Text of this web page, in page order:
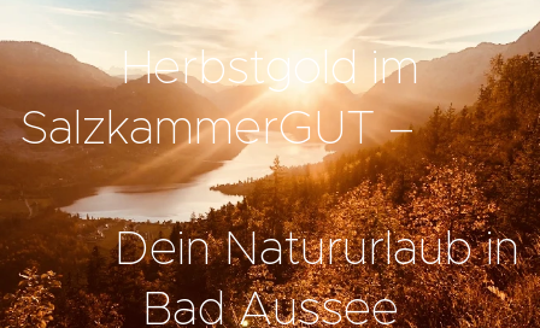
Herbstgold im
SalzkammerGUT –
Dein Natururlaub in
Bad Aussee